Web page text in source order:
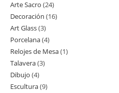
Arte Sacro 2424
productos
Decoración 1616
Art Glass 33
productos
Porcelana 44
productos
Relojes de Mesa 11
Talavera 33
Dibujo 44
productos
Escultura 99